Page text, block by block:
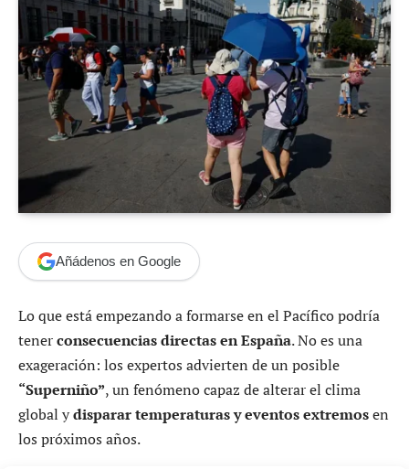
Añádenos en Google
Lo que está empezando a formarse en el Pacífico podría
tenerconsecuencias directas en España. No es una
exageración: los expertos advierten de un posible
“Superniño”, un fenómeno capaz de alterar el clima
global ydisparar temperaturas y eventos extremosen
los próximos años.